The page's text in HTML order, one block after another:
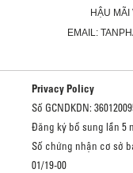
HẬU
EMAIL:
Privacy Policy
Số GCNDKDN:
Đăng ký bổ sung lần 5
Số chứng nhận cơ sở
01/19-00